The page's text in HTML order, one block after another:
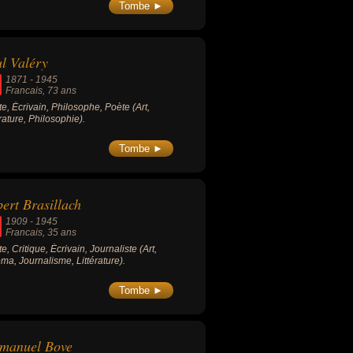
alliés à son sujet étaient
et a contribué à faire de lui un héros
américain.
Tombe ►
Valéry
1871 - 1945
Francais , 73 ans
Écrivain, Philosophe, Poète (Art,
Philosophie).
Tombe ►
Brasillach
1909 - 1945
Francais , 35 ans
Critique, Écrivain, Journaliste (Art,
Journalisme, Littérature).
Tombe ►
Bove